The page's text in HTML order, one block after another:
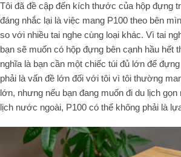
Tôi đã đề cập đến kích thước của hộp đựng
đáng nhắc lại là việc mang P100 theo bên
so với nhiều tai nghe cùng loại khác. Vì tai
bạn sẽ muốn có hộp đựng bên cạnh hầu hết
nghĩa là bạn cần một chiếc túi đủ lớn để
phải là vấn đề lớn đối với tôi vì tôi thường
lớn, nhưng nếu bạn đang muốn đi du lịch gọn
lịch nước ngoài, P100 có thể không phải là